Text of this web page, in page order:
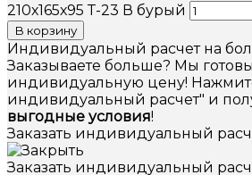
210х165х95 Т-23 В бурый
В корзину
Индивидуальный расчет на
Заказываете больше? Мы
индивидуальную цену!
индивидуальный расчет" и
выгодные условия!
Заказать индивидуальный
Заказать индивидуальный